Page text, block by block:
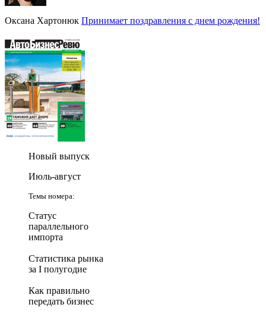
Оксана Хартонюк Принимает поздравления с днем рождения!
Новый выпуск
Июль-август
Темы номера:
Статус
параллельного
импорта
Статистика рынка
за I полугодие
Как правильно
передать бизнес